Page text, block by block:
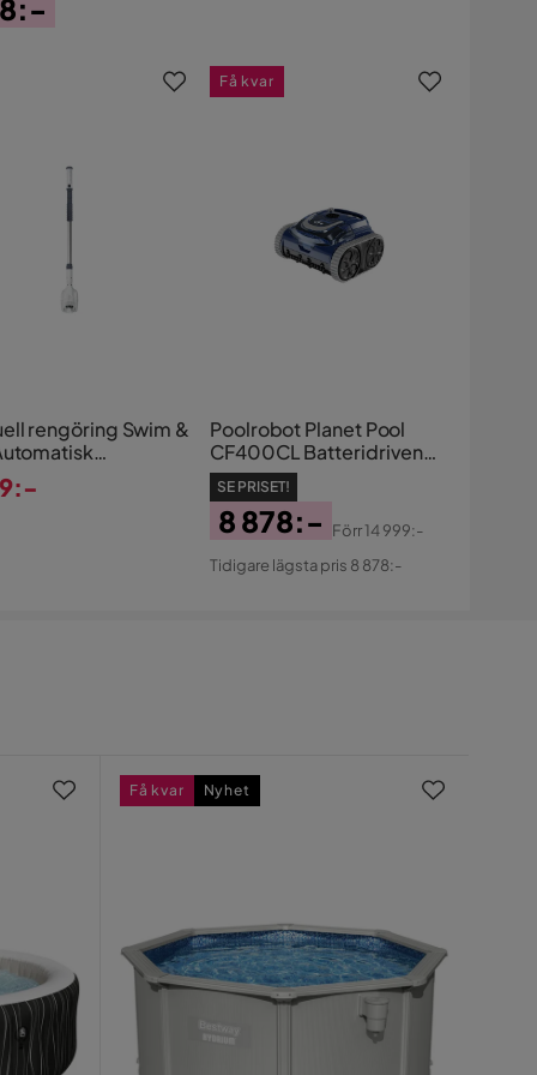
rengöring Swim &
för spabad
Poolrobot Planet Pool
CF400CL Batteridriven
80 W
SE PRISET!
Pris
8 878:-
Original
Förr14 999:-
Tidigare lägsta pris 8 878:-
Få kvar
Få kvar Nyhet